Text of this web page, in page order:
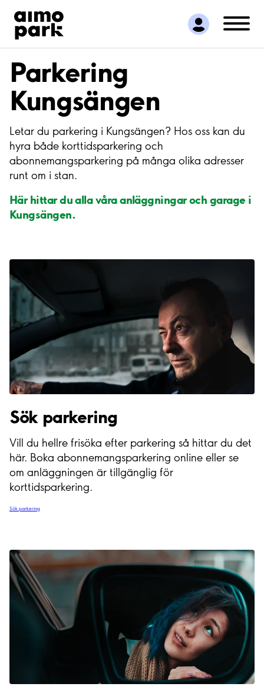
Hitta parkering
Samarbete
Kundservice
Om Aimo Park
Parkering
Kungsängen
Letar du parkering i Kungsängen? Hos oss kan du
hyra både korttidsparkering och
abonnemangsparkering på många olika adresser
runt om i stan.
Här hittar du alla våra anläggningar och garage i
Kungsängen.
Sök parkering
Vill du hellre frisöka efter parkering så hittar du det
här. Boka abonnemangsparkering online eller se
om anläggningen är tillgänglig för
korttidsparkering.
Sök parkering